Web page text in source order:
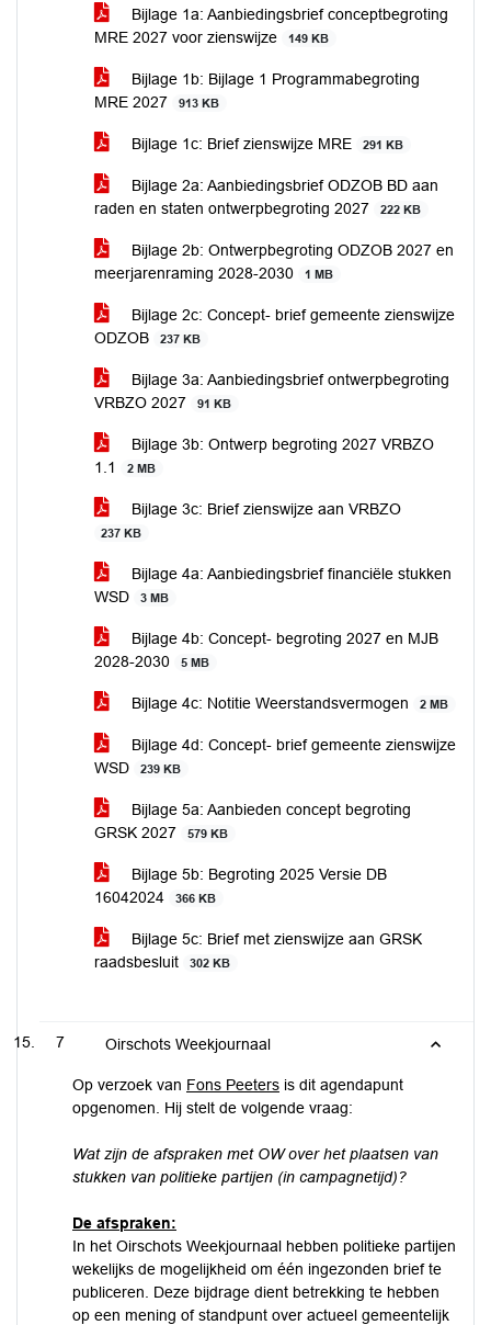
Bijlage 1a: Aanbiedingsbrief conceptbegroting
MRE 2027 voor zienswijze
149 KB
Bijlage 1b: Bijlage 1 Programmabegroting
MRE 2027
913 KB
Bijlage 1c: Brief zienswijze MRE 291 KB
Bijlage 2a: Aanbiedingsbrief ODZOB BD aan
raden en staten ontwerpbegroting 2027
222 KB
Bijlage 2b: Ontwerpbegroting ODZOB 2027 en
meerjarenraming 2028-2030
1 MB
Bijlage 2c: Concept- brief gemeente zienswijze
ODZOB
237 KB
Bijlage 3a: Aanbiedingsbrief ontwerpbegroting
VRBZO 2027
91 KB
Bijlage 3b: Ontwerp begroting 2027 VRBZO
1.1
2 MB
Bijlage 3c: Brief zienswijze aan VRBZO
237 KB
Bijlage 4a: Aanbiedingsbrief financiële stukken
WSD
3 MB
Bijlage 4b: Concept- begroting 2027 en MJB
2028-2030
5 MB
Bijlage 4c: Notitie Weerstandsvermogen 2 MB
Bijlage 4d: Concept- brief gemeente zienswijze
WSD
239 KB
Bijlage 5a: Aanbieden concept begroting
GRSK 2027
579 KB
Bijlage 5b: Begroting 2025 Versie DB
16042024
366 KB
Bijlage 5c: Brief met zienswijze aan GRSK
raadsbesluit
302 KB
7 Oirschots Weekjournaal
Op verzoek van Fons Peeters is dit agendapunt
opgenomen. Hij stelt de volgende vraag:
Wat zijn de afspraken met OW over het plaatsen van
stukken van politieke partijen (in campagnetijd)?
De afspraken:
In het Oirschots Weekjournaal hebben politieke partijen
wekelijks de mogelijkheid om één ingezonden brief te
publiceren. Deze bijdrage dient betrekking te hebben
op een mening of standpunt over actueel gemeentelijk